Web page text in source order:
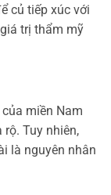
củ tiếp xúc với
trị thẩm mỹ
miền Nam
Tuy nhiên,
là nguyên nhân